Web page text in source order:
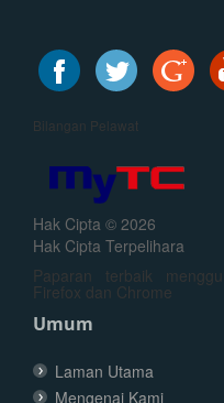
Bilangan Pelawat
Hak Cipta © 2026
Hak Cipta Terpelihara
Paparan terbaik
Firefox dan Chrome
Umum
Laman Utama
Mengenai Kami